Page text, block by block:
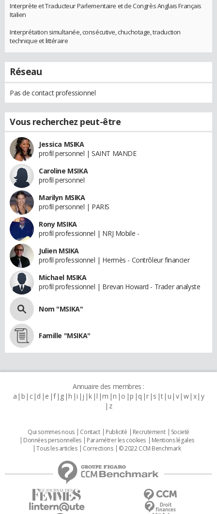
Interprète et Traducteur Parlementaire et de Congrès Anglais Français
Italien
Interprétation simultanée, consécutive, chuchotage, traduction
technique et littéraire
Réseau
Pas de contact professionnel
Vous recherchez peut-être
Jessica MSIKA
profil personnel | SAINT MANDE
Caroline MSIKA
profil personnel
Marilyn MSIKA
profil personnel | PARIS
Rony MSIKA
profil professionnel | NRJ Mobile -
Julien MSIKA
profil professionnel | Hermès - Contrôleur financier
Michael MSIKA
profil professionnel | Brevan Howard - Trader analyste
Nom "MSIKA"
Famille "MSIKA"
Annuaire des membres :
a b c d e f g h i j k l m n o p q r s t u v w x y
z
Qui sommes nous Contact Publicité Recrutement
Societé
Données personnelles
Paramétrer les cookies
Mentions légales
Tous les articles
Corrections © 2022 CCM Benchmark